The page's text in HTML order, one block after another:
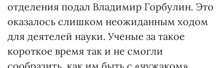
отделения подал Владимир Горбулин. Это
оказалось слишком неожиданным ходом
для деятелей науки. Ученые за такое
короткое время так и не смогли